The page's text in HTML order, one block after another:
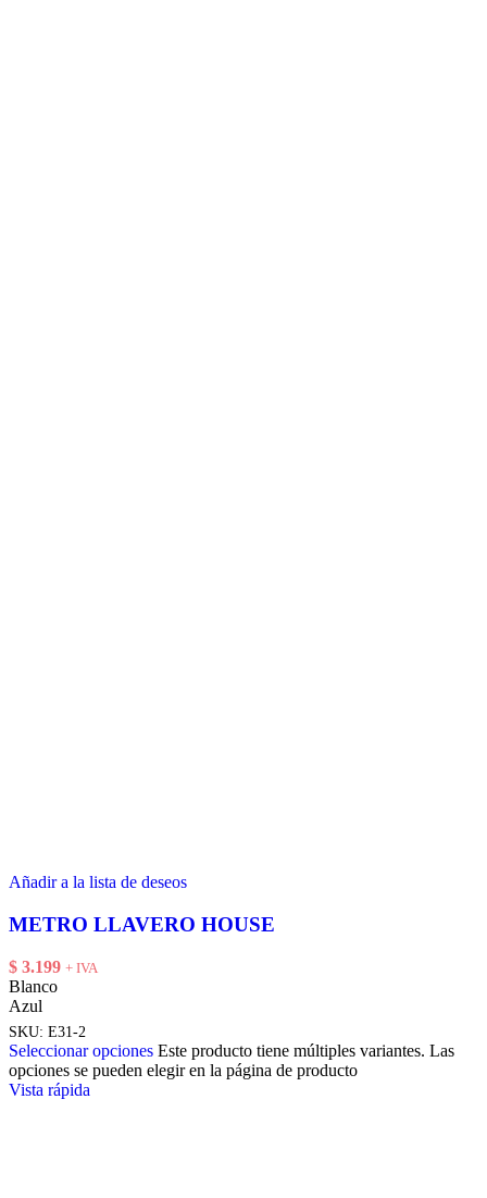
Añadir a la lista de deseos
METRO LLAVERO HOUSE
$ 3.199 + IVA
Blanco
Azul
SKU: E31-2
Seleccionar opciones Este producto tiene múltiples variantes. Las
opciones se pueden elegir en la página de producto
Vista rápida